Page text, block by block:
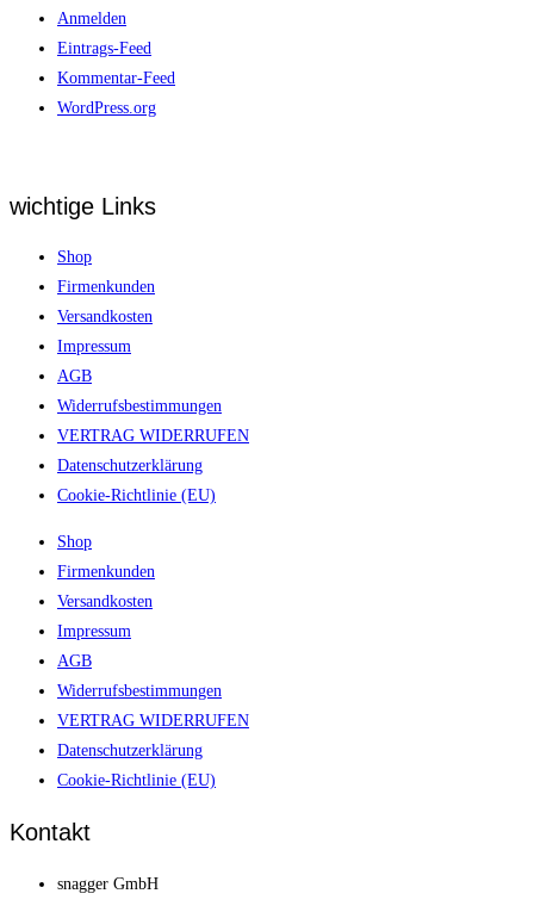
Anmelden
Eintrags-Feed
Kommentar-Feed
WordPress.org
wichtige Links
Shop
Firmenkunden
Versandkosten
Impressum
AGB
Widerrufsbestimmungen
VERTRAG WIDERRUFEN
Datenschutzerklärung
Cookie-Richtlinie (EU)
Shop
Firmenkunden
Versandkosten
Impressum
AGB
Widerrufsbestimmungen
VERTRAG WIDERRUFEN
Datenschutzerklärung
Cookie-Richtlinie (EU)
Kontakt
snagger GmbH